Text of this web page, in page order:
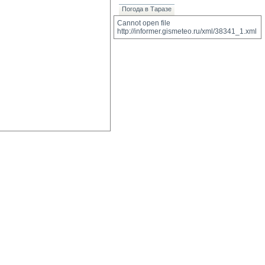
Погода в Таразе
Cannot open file
http://informer.gismeteo.ru/xml/38341_1.xml